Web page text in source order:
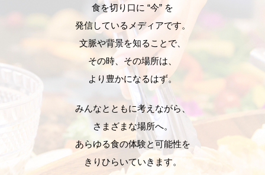
食を切り口に “今” を
発信しているメディアです。
文脈や背景を知ることで、
その時、その場所は、
より豊かになるはず。
みんなとともに考えながら、
さまざまな場所へ。
あらゆる食の体験と可能性を
きりひらいていきます。